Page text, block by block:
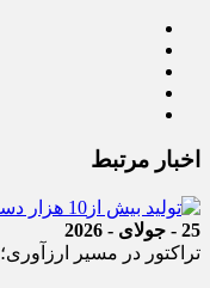
اخبار مرتبط
25 - جولای - 2026
تراکتور در مسیر ارزآوری؛